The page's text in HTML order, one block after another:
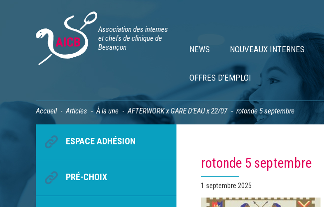
Association des internes
et chefs de clinique de
Besançon
NEWS NOUVEAUX INTERNES
OFFRES D’EMPLOI
Accueil Articles À la une AFTERWORK x GARE D’EAU x 22/07 rotonde 5 septembre
ESPACE ADHÉSION
PRÉ-CHOIX
rotonde 5 septembre
Publié
1 septembre 2025